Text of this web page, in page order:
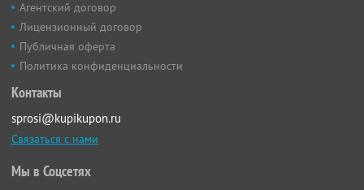
Агентский договор
Лицензионный договор
Публичная оферта
Политика конфиденциальности
Контакты
sprosi@kupikupon.ru
Связаться с нами
Мы в Соцсетях